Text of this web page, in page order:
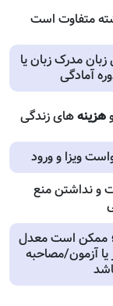
متفاوت است
مدرک زبان یا
آمادگی
هزینههای زندگی
ویزا و ورود
و نداشتن منع
ممکن است معدل
یا آزمون/مصاحبه